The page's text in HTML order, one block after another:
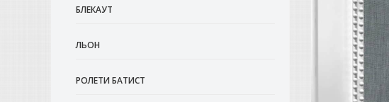
БЛЕКАУТ
ЛЬОН
РОЛЕТИ БАТИСТ